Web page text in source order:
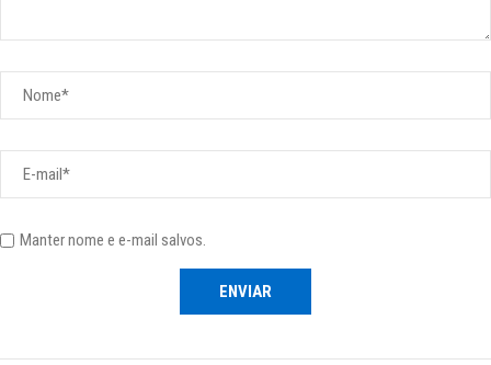
Manter nome e e-mail salvos.